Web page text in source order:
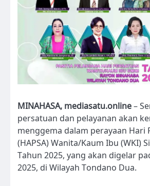
MINAHASA, mediasatu.online–
persatuan dan pelayanan akan
menggema dalam perayaan Hari
(HAPSA) Wanita/Kaum Ibu (WKI)
Tahun 2025, yang akan digelar
2025, di Wilayah Tondano Dua.